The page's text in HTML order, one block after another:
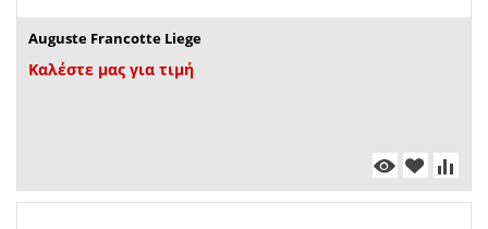
Auguste Francotte Liege
Καλέστε μας για τιμή